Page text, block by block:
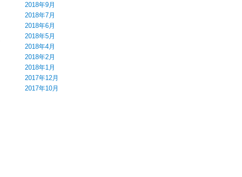
2018年9月
2018年7月
2018年6月
2018年5月
2018年4月
2018年2月
2018年1月
2017年12月
2017年10月